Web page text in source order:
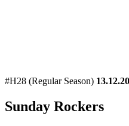
#H28 (Regular Season)
Sunday Rockers